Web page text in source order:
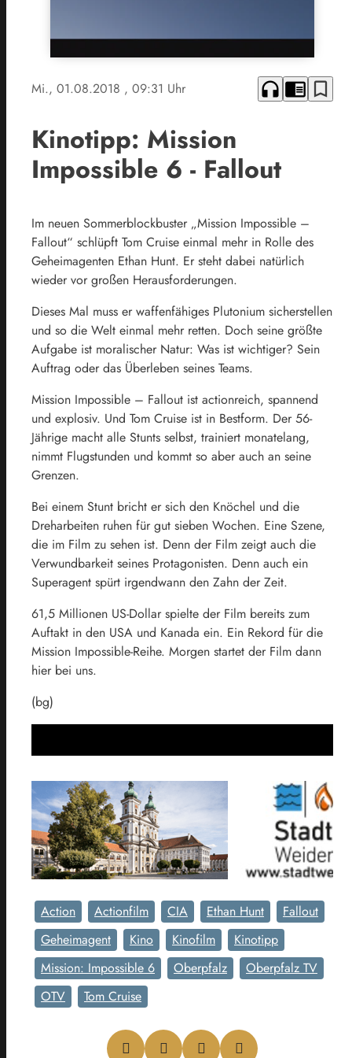
Mi., 01.08.2018 , 09:31 Uhr headphones chrome_reader_mode bookmark_border
Kinotipp: Mission
Impossible 6 - Fallout
Im neuen Sommerblockbuster „Mission Impossible –
Fallout“ schlüpft Tom Cruise einmal mehr in Rolle des
Geheimagenten Ethan Hunt. Er steht dabei natürlich
wieder vor großen Herausforderungen.
Dieses Mal muss er waffenfähiges Plutonium sicherstellen
und so die Welt einmal mehr retten. Doch seine größte
Aufgabe ist moralischer Natur: Was ist wichtiger? Sein
Auftrag oder das Überleben seines Teams.
Mission Impossible – Fallout ist actionreich, spannend
und explosiv. Und Tom Cruise ist in Bestform. Der 56-
Jährige macht alle Stunts selbst, trainiert monatelang,
nimmt Flugstunden und kommt so aber auch an seine
Grenzen.
Bei einem Stunt bricht er sich den Knöchel und die
Dreharbeiten ruhen für gut sieben Wochen. Eine Szene,
die im Film zu sehen ist. Denn der Film zeigt auch die
Verwundbarkeit seines Protagonisten. Denn auch ein
Superagent spürt irgendwann den Zahn der Zeit.
61,5 Millionen US-Dollar spielte der Film bereits zum
Auftakt in den USA und Kanada ein. Ein Rekord für die
Mission Impossible-Reihe. Morgen startet der Film dann
hier bei uns.
(bg)
Action Actionfilm CIA Ethan Hunt
Fallout
Geheimagent
Kino Kinofilm
Kinotipp
Mission: Impossible 6
Oberpfalz
Oberpfalz TV
OTV
Tom Cruise